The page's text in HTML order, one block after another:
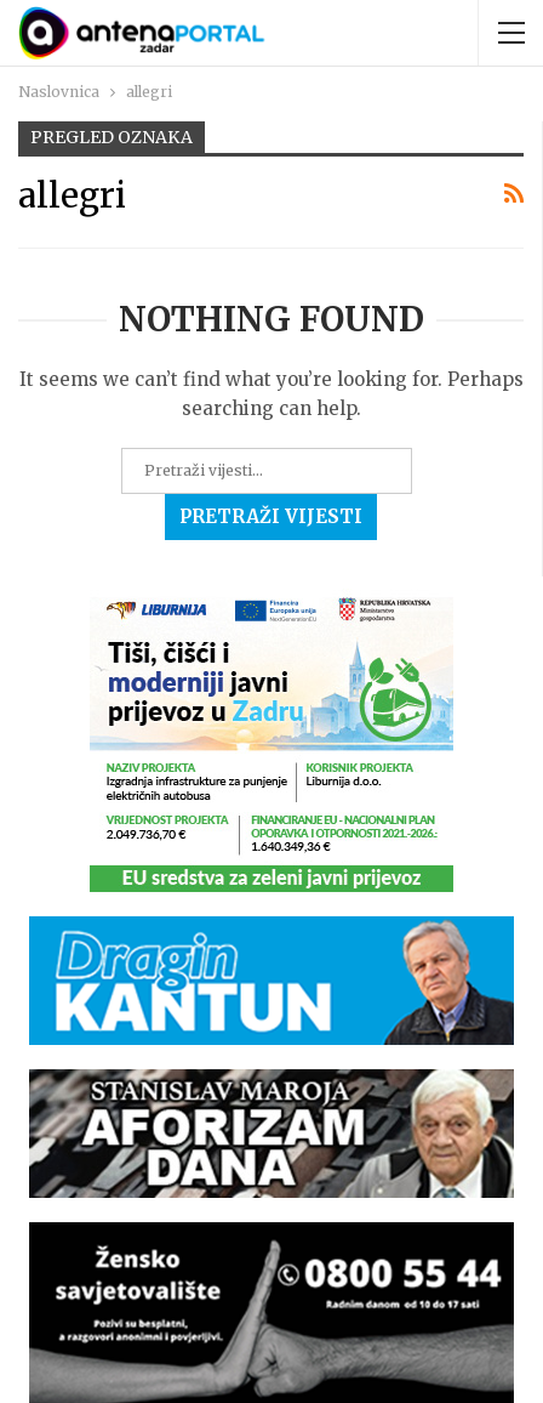
Naslovnica allegri
PREGLED OZNAKA
allegri
NOTHING FOUND
It seems we can’t find what you’re looking for. Perhaps
searching can help.